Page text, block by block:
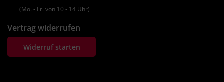
(Mo. ‐ Fr. von 10 ‐ 14 Uhr)
Vertrag widerrufen
Widerruf starten